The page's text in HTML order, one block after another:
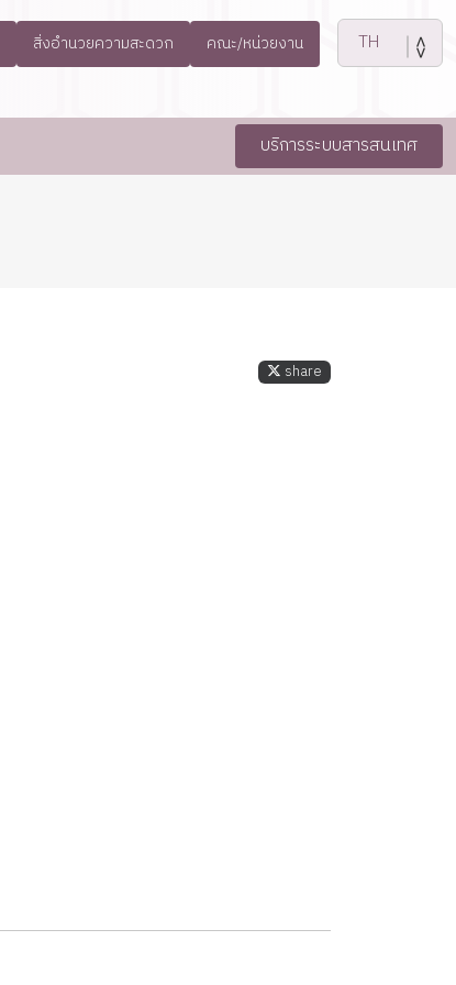
สิ่งอำนวยความสะดวก คณะ/หน่วยงาน
บริการระบบสารสนเทศ
share